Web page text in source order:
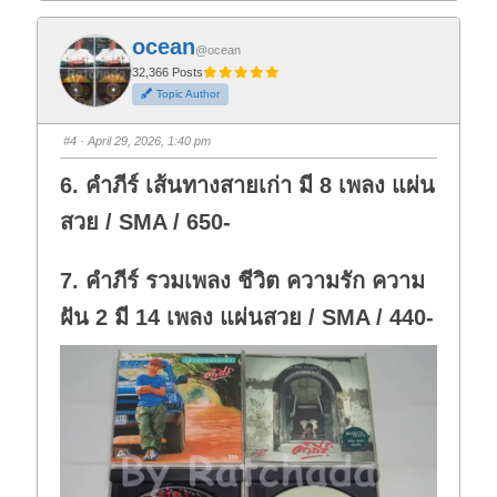
f
o
r
t
h
u
m
d
o
n
o
t
h
u
m
u
p
ocean@ocean
32,366 Posts
Topic Author
#4 · April 29, 2026, 1:40 pm
6. คำภีร์ เส้นทางสายเก่า มี 8 เพลง แผ่น
สวย / SMA / 650-
7. คำภีร์ รวมเพลง ชีวิต ความรัก ความ
ฝัน 2 มี 14 เพลง แผ่นสวย / SMA / 440-